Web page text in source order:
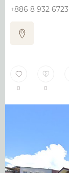
+886 8 932 6723
0 0